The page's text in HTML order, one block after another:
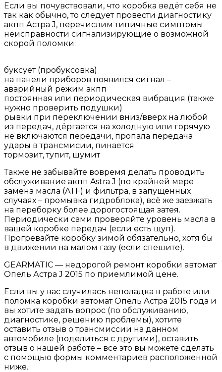
Если вы почувствовали, что коробка ведёт себя не
так как обычно, то следует провести диагностику
акпп Астра J, перечислим типичные симптомы
неисправности сигнализирующие о возможной
скорой поломки:
буксует (пробуксовка)
на панели приборов появился сигнал –
аварийный режим акпп
постоянная или периодическая вибрация (также
нужно проверить подушки)
рывки при переключении вниз/вверх на любой
из передач, дёргается на холодную или горячую
не включаются передачи, пропала передача
удары в трансмисии, пинается
тормозит, тупит, шумит
Также не забывайте вовремя делать проводить
обслуживание акпп Astra J (по крайней мере
замена масла (ATF) и фильтра, в запущенных
случаях – промывка гидроблока), всё же заезжать
на переборку более дорогостоящая затея.
Периодически сами проверяйте уровень масла в
вашей коробке передач (если есть щуп).
Прогревайте коробку зимой обязательно, хотя бы
в движении на малом газу (если спешите).
GEARMATIC — недорогой ремонт коробки автомат
Опель Астра J 2015 по приемлимой цене.
Если вы у вас случилась неполадка в работе или
поломка коробки автомат Опель Астра 2015 года и
вы хотите задать вопрос (по обслуживанию,
диагностике, решению проблемы), хотите
оставить отзыв о трансмиссии на данном
автомобиле (поделиться с другими), оставить
отзыв о нашей работе – всё это вы можете сделать
с помощью формы комментариев расположенной
ниже.